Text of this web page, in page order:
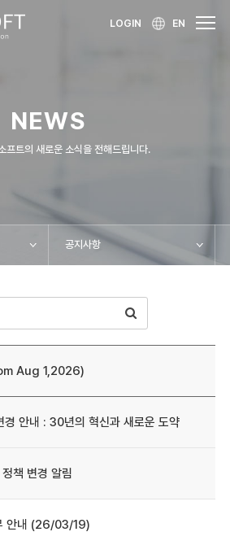
LOGIN EN
NEWS
프트의 새로운 소식을 전해드립니다.
공지사항
Aug 1,2026)
경 안내 : 30년의 혁신과 새로운 도약
책 변경 알림
안내 (26/03/19)